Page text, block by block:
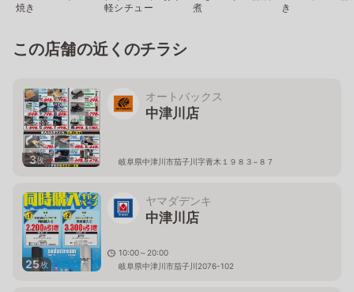
焼き
軽シチュー
煮
き
この店舗の近くのチラシ
3枚
オートバックス
中津川店
岐阜県中津川市茄子川字青木１９８３−８７
25枚
ヤマダデンキ
中津川店
10:00～20:00
岐阜県中津川市茄子川2076-102